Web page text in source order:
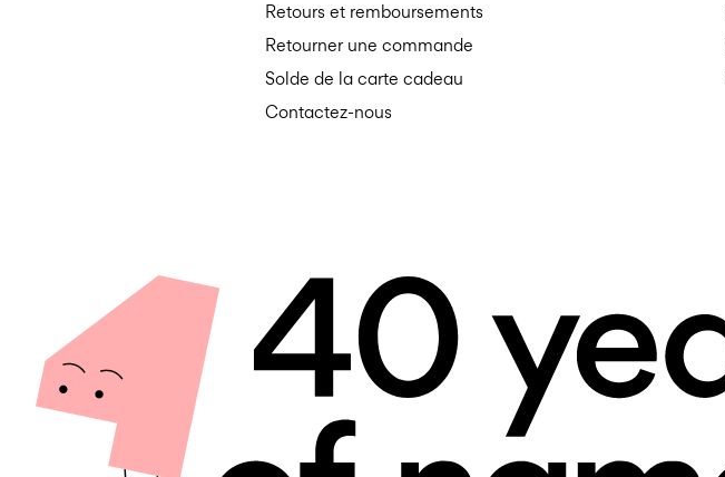
Retours et remboursements
Retourner une commande
Solde de la carte cadeau
Contactez-nous